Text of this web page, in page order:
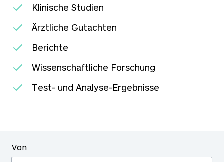
Klinische Studien
Ärztliche Gutachten
Berichte
Wissenschaftliche Forschung
Test- und Analyse-Ergebnisse
Von